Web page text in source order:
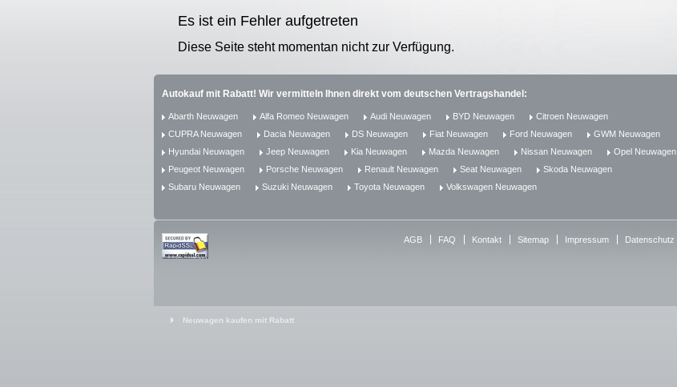
Es ist ein Fehler aufgetreten
Diese Seite steht momentan nicht zur Verfügung.
Autokauf mit Rabatt! Wir vermitteln Ihnen direkt vom deutschen Vertragshandel:
Abarth Neuwagen Alfa Romeo Neuwagen Audi Neuwagen BYD Neuwagen
Citroen Neuwagen
CUPRA Neuwagen
Dacia Neuwagen DS Neuwagen Fiat Neuwagen Ford Neuwagen
GWM Neuwagen
Hyundai Neuwagen
Jeep Neuwagen Kia Neuwagen Mazda Neuwagen Nissan Neuwagen
Opel Neuwagen
Peugeot Neuwagen
Porsche Neuwagen Renault Neuwagen Seat Neuwagen
Skoda Neuwagen
Subaru Neuwagen
Suzuki Neuwagen Toyota Neuwagen Volkswagen Neuwagen
AGB FAQ Kontakt Sitemap Impressum Datenschutz
Neuwagen kaufen mit Rabatt